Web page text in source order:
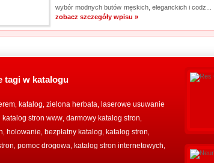
wybór modnych butów męskich, eleganckich i codz...
zobacz szczegóły wpisu »
tagi w katalogu
katalog zielona herbata
laserowe usuwanie
katalog stron www darmowy katalog stron
holowanie bezpłatny katalog katalog stron
pomoc drogowa katalog stron internetowych